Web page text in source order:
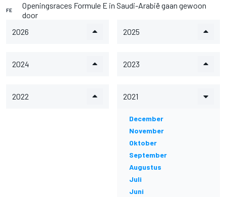
FE
Openingsraces Formule E in Saudi-Arabië gaan gewoon
door
2026
2025
2024 2023
2022 2021
December
November
Oktober
September
Augustus
Juli
Juni